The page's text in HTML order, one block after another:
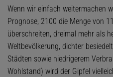
Wenn wir einfach weitermachen
Prognose, 2100 die Menge von
überschreiten, dreimal mehr als
Weltbevölkerung, dichter
Städten sowie niedrigerem
Wohlstand) wird der Gipfel